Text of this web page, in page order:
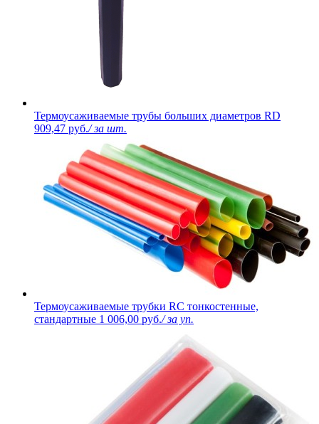
Термоусаживаемые трубы больших диаметров RD
909,47 руб./ за шт.
Термоусаживаемые трубки RC тонкостенные,
стандартные 1 006,00 руб./ за уп.